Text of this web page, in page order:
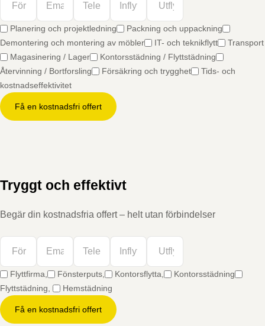
Planering och projektledning
Packning och uppackning
Demontering och montering av möbler
IT- och teknikflytt
Transport
Magasinering / Lager
Kontorsstädning / Flyttstädning
Återvinning / Bortforsling
Försäkring och trygghet
Tids- och
kostnadseffektivitet
Få en kostnadsfri offert
Tryggt och effektivt
Begär din kostnadsfria offert – helt utan förbindelser
Flyttfirma, Fönsterputs, Kontorsflytta,
Kontorsstädning
Flyttstädning,
Hemstädning
Få en kostnadsfri offert